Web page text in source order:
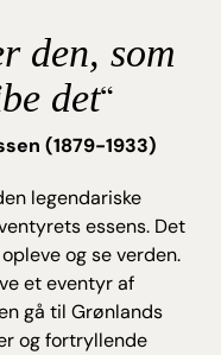
den, som
det“
(1879-1933)
legendariske
essens. Det
og se verden.
et eventyr af
gå til Grønlands
og fortryllende